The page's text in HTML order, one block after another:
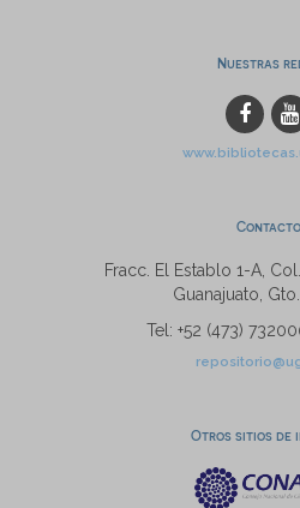
Nuestras
Contacto
Fracc. El Establo 1-A,
Guanajuato,
Tel: +52 (473)
Otros sitios de